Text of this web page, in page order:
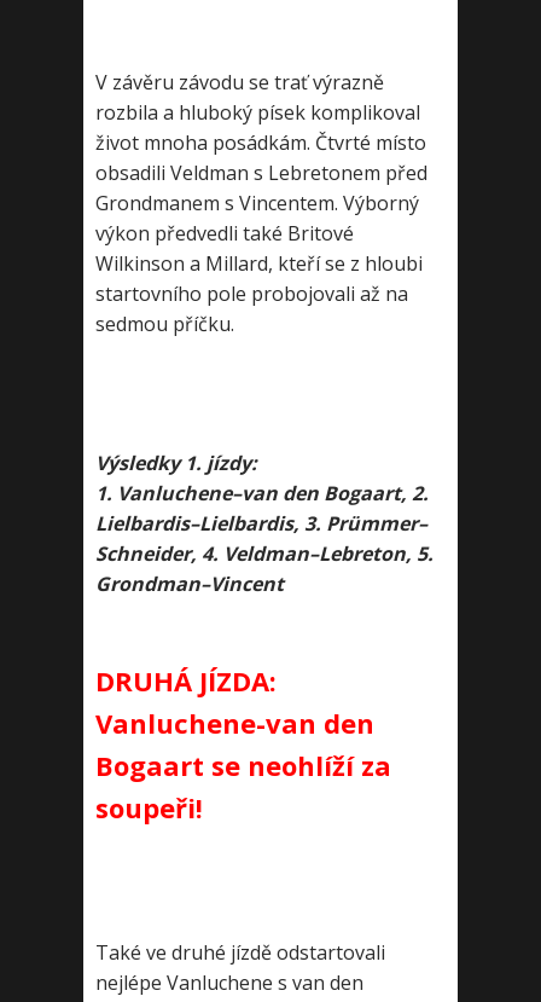
V závěru závodu se trať výrazně
rozbila a hluboký písek komplikoval
život mnoha posádkám. Čtvrté místo
obsadili Veldman s Lebretonem před
Grondmanem s Vincentem. Výborný
výkon předvedli také Britové
Wilkinson a Millard, kteří se z hloubi
startovního pole probojovali až na
sedmou příčku.
Výsledky 1. jízdy:
1. Vanluchene–van den Bogaart, 2.
Lielbardis–Lielbardis, 3. Prümmer–
Schneider, 4. Veldman–Lebreton, 5.
Grondman–Vincent
DRUHÁ JÍZDA:
Vanluchene-van den
Bogaart se neohlíží za
soupeři!
Také ve druhé jízdě odstartovali
nejlépe Vanluchene s van den